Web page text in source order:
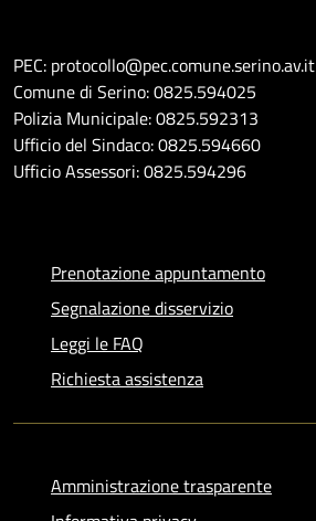
PEC: protocollo@pec.comune.serino.av.it
Comune di Serino: 0825.594025
Polizia Municipale: 0825.592313
Ufficio del Sindaco: 0825.594660
Ufficio Assessori: 0825.594296
Prenotazione appuntamento
Segnalazione disservizio
Leggi le FAQ
Richiesta assistenza
Amministrazione trasparente